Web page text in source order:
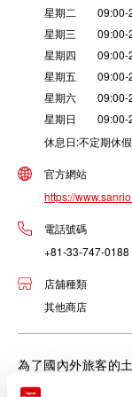
星期二 09:00-
星期三 09:00-
星期四 09:00-
星期五 09:00-
星期六 09:00-
星期日 09:00-
休息日:不定期休
官方網站
https://
電話號碼
+81-33-747-0188
店舖種類
其他商店
為了國內外旅客的
和給珍視對象的禮